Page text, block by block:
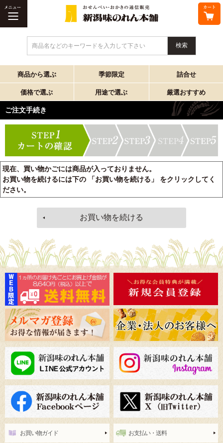
商品名などのキーワードを入力して下さい
商品から選ぶ 季節限定 詰合せ
価格で選ぶ 用途で選ぶ 厳選おすすめ
ご注文手続き
現在、買い物かごには商品が入っておりません。
お買い物を続けるには下の 「お買い物を続ける」 をクリックしてく
ださい。
お買い物ガイド お支払い・送料